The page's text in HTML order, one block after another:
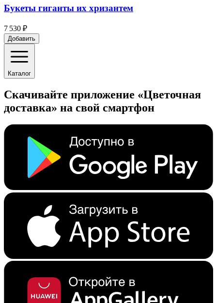
Букеты гиганты их хризантем
7 530 ₽
Добавить
Каталог
Скачивайте приложение «Цветочная
доставка» на свой смартфон